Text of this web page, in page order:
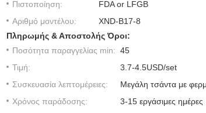
Πιστοποίηση:
FDA or LFGB
Αριθμό μοντέλου:
XND-B17-8
Πληρωμής & Αποστολής Όροι:
Ποσότητα παραγγελίας min: 45
Τιμή:
3.7-4.5USD/set
Συσκευασία λεπτομέρειες:
Μεγάλη τσάντα με
Χρόνος παράδοσης:
3-15 εργάσιμες ημέρες